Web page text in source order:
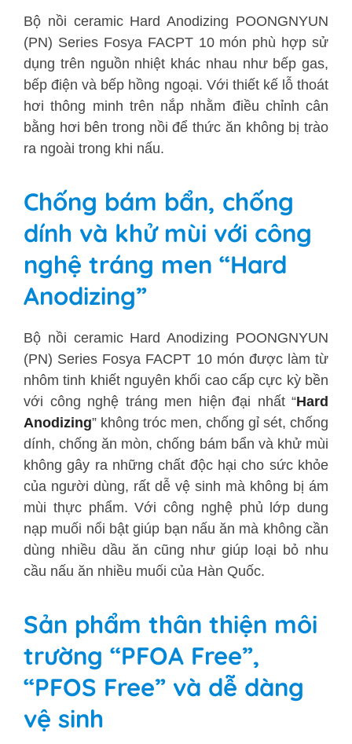
Bộ nồi ceramic Hard Anodizing POONGNYUN
(PN) Series Fosya FACPT 10 món phù hợp sử
dụng trên nguồn nhiệt khác nhau như bếp gas,
bếp điện và bếp hồng ngoại. Với thiết kế lỗ thoát
hơi thông minh trên nắp nhằm điều chỉnh cân
bằng hơi bên trong nồi để thức ăn không bị trào
ra ngoài trong khi nấu.
Chống bám bẩn, chống
dính và khử mùi với công
nghệ tráng men “Hard
Anodizing”
Bộ nồi ceramic Hard Anodizing POONGNYUN
(PN) Series Fosya FACPT 10 món được làm từ
nhôm tinh khiết nguyên khối cao cấp cực kỳ bền
với công nghệ tráng men hiện đại nhất “Hard
Anodizing” không tróc men, chống gỉ sét, chống
dính, chống ăn mòn, chống bám bẩn và khử mùi
không gây ra những chất độc hại cho sức khỏe
của người dùng, rất dễ vệ sinh mà không bị ám
mùi thực phẩm. Với công nghệ phủ lớp dung
nạp muối nổi bật giúp bạn nấu ăn mà không cần
dùng nhiều dầu ăn cũng như giúp loại bỏ nhu
cầu nấu ăn nhiều muối của Hàn Quốc.
Sản phẩm thân thiện môi
trường “PFOA Free”,
“PFOS Free” và dễ dàng
vệ sinh